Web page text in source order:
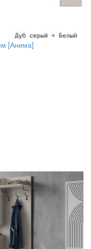
[Анима]